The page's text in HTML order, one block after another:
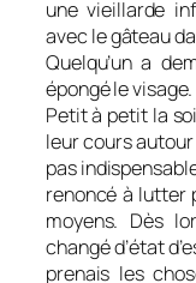
une vieillarde
avec le gâteau
Quelqu’un a
épongé le visage.
Petit à petit la
leur cours autour
pas
renoncé à lutter
moyens. Dès
changé d’état
prenais les